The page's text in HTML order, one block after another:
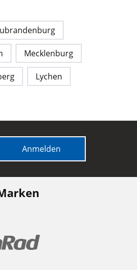
Mecklenburg
Lychen
Anmelden